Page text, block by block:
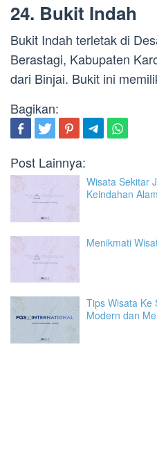
24. Bukit Indah
Bukit Indah terletak di
Berastagi, Kabupaten
dari Binjai. Bukit ini
Bagikan:
Post Lainnya:
Wisata Sekitar
Keindahan
Menikmati
Tips Wisata Ke
Modern dan